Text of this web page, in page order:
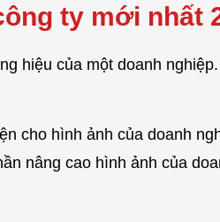
ty mới nhất
hiệu của một doanh
cho hình ảnh của doanh
nâng cao hình ảnh của